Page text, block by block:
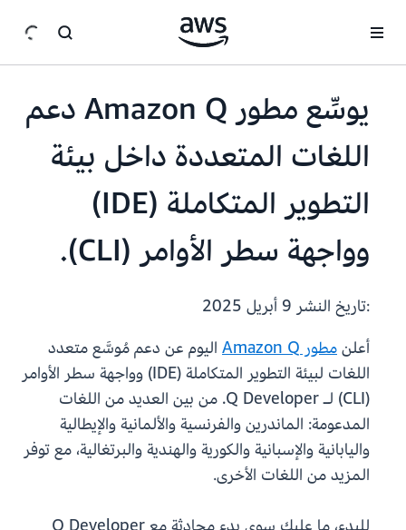
يوسِّع مطور Amazon Q دعم
اللغات المتعددة داخل بيئة
التطوير المتكاملة (IDE)
وواجهة سطر الأوامر (CLI).
:تاريخ النشر
أعلنمطور Amazon Q
اليوم عن دعم مُوسَّع متعدد
اللغات لبيئة التطوير المتكاملة (IDE) وواجهة سطر الأوامر
(CLI) لـ Q Developer. من بين العديد من اللغات
المدعومة: الماندرين والفرنسية والألمانية والإيطالية
واليابانية والإسبانية والكورية والهندية والبرتغالية، مع توفر
المزيد من اللغات الأخرى.